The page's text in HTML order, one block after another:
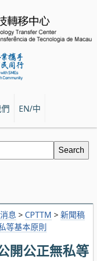
EN/中
息 > CPTTM >新聞稿
等基本原則
開公正無私等